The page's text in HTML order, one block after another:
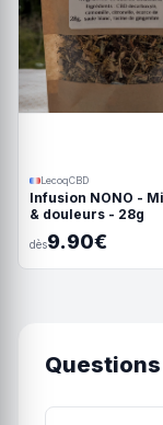
LecoqCBD
Infusion NONO -
& douleurs - 28g
dès9.90€